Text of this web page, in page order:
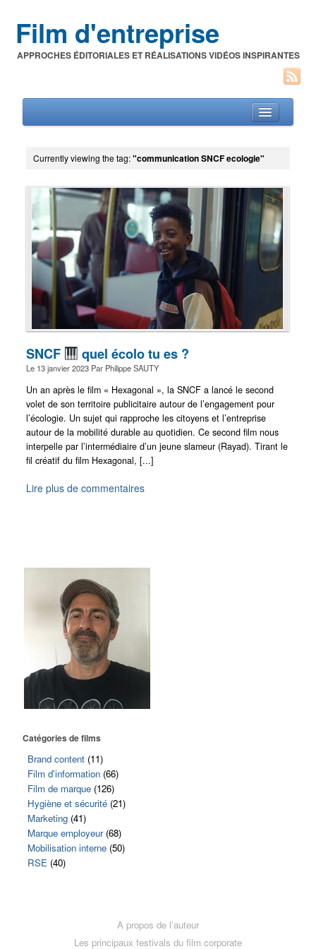
Film d'entreprise
APPROCHES ÉDITORIALES ET RÉALISATIONS VIDÉOS INSPIRANTES
A propos de l’auteur
Festivals du film corporate
Currently viewing the tag:"communication SNCF ecologie"
SNCF quel écolo tu es ?
Le 13 janvier 2023Par Philippe SAUTY
Un an après le film « Hexagonal », la SNCF a lancé le second
volet de son territoire publicitaire autour de l’engagement pour
l’écologie. Un sujet qui rapproche les citoyens et l’entreprise
autour de la mobilité durable au quotidien. Ce second film nous
interpelle par l’intermédiaire d’un jeune slameur (Rayad). Tirant le
fil créatif du film Hexagonal, [...]
Lire plus de commentaires
Catégories de films
Brand content (11)
Film d'information (66)
Film de marque (126)
Hygiène et sécurité (21)
Marketing (41)
Marque employeur(68)
Mobilisation interne (50)
RSE (40)
A propos de l’auteur
Les principaux festivals du film corporate